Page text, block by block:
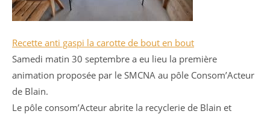
Recette anti gaspi la carotte de bout en bout
Samedi matin 30 septembre a eu lieu la première
animation proposée par le SMCNA au pôle Consom’Acteur
de Blain.
Le pôle consom’Acteur abrite la recyclerie de Blain et